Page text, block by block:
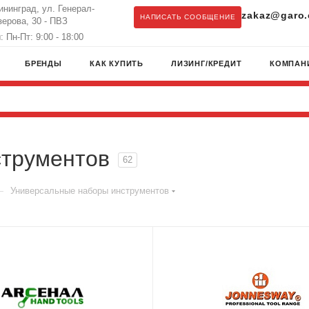
ул. Генерал-
30 - ПВЗ
Пн-Пт: 9:00 - 18:00
НАПИСАТЬ СООБЩЕНИЕ
БРЕНДЫ КАК КУПИТЬ ЛИЗИНГ/КРЕДИТ
62
Универсальные наборы инструментов